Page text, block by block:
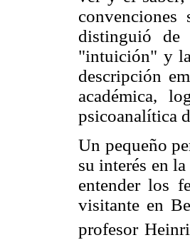
distinguió de
"intuición" y
descripción
académica,
psicoanalítica
Un pequeño
su interés en
entender los
visitante en
profesor